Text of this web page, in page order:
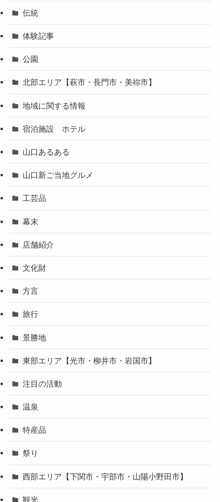
伝統
体験記事
公園
北部エリア【萩市・長門市・美祢市】
地域に関する情報
宿泊施設 ホテル
山口あるある
山口新ご当地グルメ
工芸品
幕末
店舗紹介
文化財
方言
旅行
景勝地
東部エリア【光市・柳井市・岩国市】
注目の活動
温泉
特産品
祭り
西部エリア【下関市・宇部市・山陽小野田市】
観光